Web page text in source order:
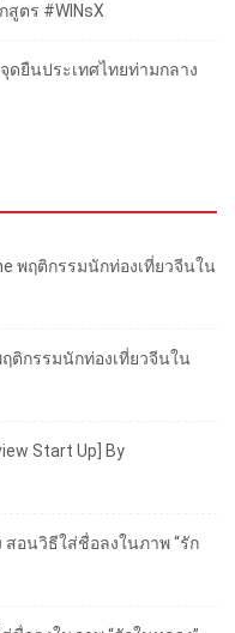
ตร #WINsX
จุดยืนประเทศไทยท่ามกลาง
พฤติกรรมนักท่องเที่ยวจีนใน
ติกรรมนักท่องเที่ยวจีนใน
Start Up] By
สอนวิธีใส่ชื่อลงในภาพ “รัก